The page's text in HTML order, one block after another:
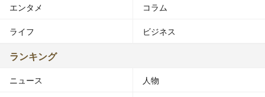
エンタメ コラム
ライフ ビジネス
ランキング
ニュース 人物